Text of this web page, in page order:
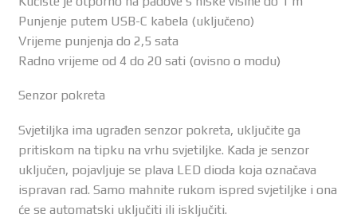
Punjenje putem USB-C kabela (uključeno)
Vrijeme punjenja do 2,5 sata
Radno vrijeme od 4 do 20 sati (ovisno o modu)
Senzor pokreta
Svjetiljka ima ugrađen senzor pokreta, uključite ga
pritiskom na tipku na vrhu svjetiljke. Kada je senzor
uključen, pojavljuje se plava LED dioda koja označava
ispravan rad. Samo mahnite rukom ispred svjetiljke i ona
će se automatski uključiti ili isključiti.